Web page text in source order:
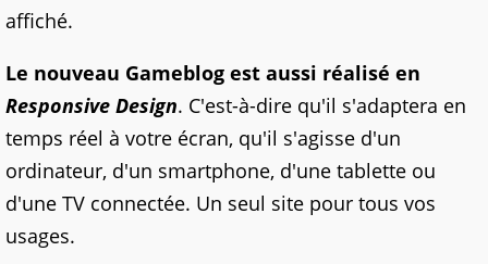
affiché.
Le nouveau Gameblog est aussi réalisé en
Responsive Design. C'est-à-dire qu'il s'adaptera en
temps réel à votre écran, qu'il s'agisse d'un
ordinateur, d'un smartphone, d'une tablette ou
d'une TV connectée. Un seul site pour tous vos
usages.